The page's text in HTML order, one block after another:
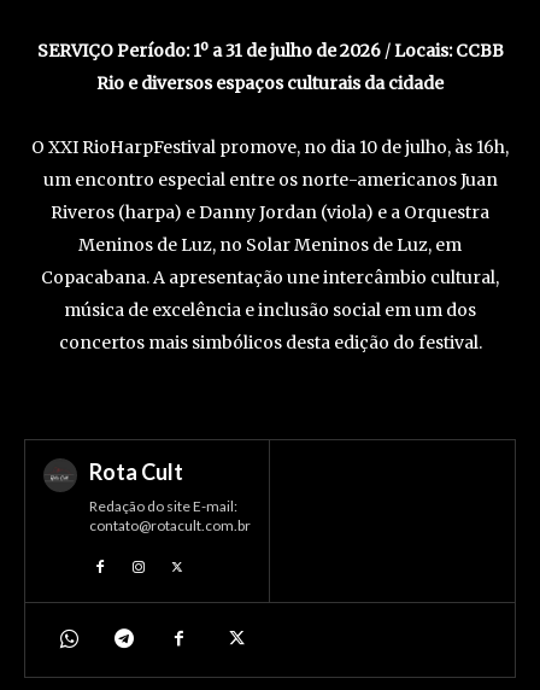
SERVIÇOPeríodo: 1º a 31 de julho de 2026/Locais: CCBB
Rio e diversos espaços culturais da cidade
O XXI RioHarpFestival promove, no dia 10 de julho, às 16h,
um encontro especial entre os norte-americanos Juan
Riveros (harpa) e Danny Jordan (viola) e a Orquestra
Meninos de Luz, no Solar Meninos de Luz, em
Copacabana. A apresentação une intercâmbio cultural,
música de excelência e inclusão social em um dos
concertos mais simbólicos desta edição do festival.
Rota Cult
Redação do site E-mail:
contato@rotacult.com.br